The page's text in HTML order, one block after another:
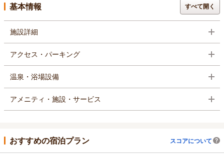
基本情報 すべて開く
施設詳細
アクセス・パーキング
温泉・浴場設備
アメニティ・施設・サービス
おすすめの宿泊プラン スコアについて